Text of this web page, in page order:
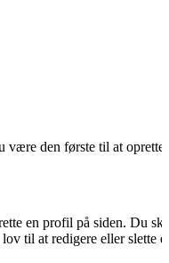
være den første til at oprette
en profil på siden. Du
til at redigere eller slette